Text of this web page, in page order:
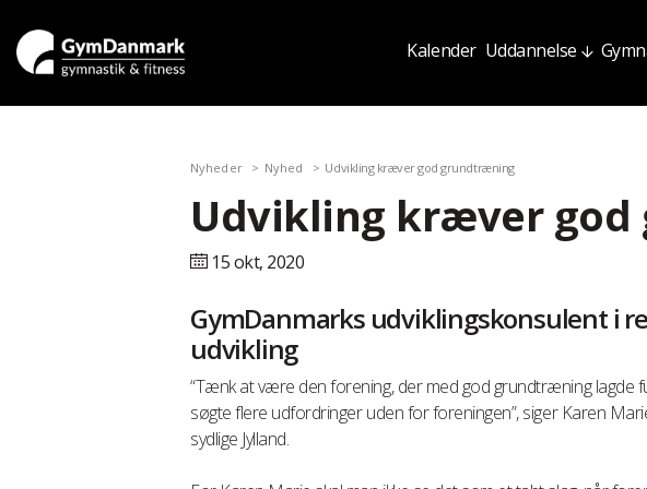
Kalender Uddannelse
Nyheder Nyhed Udvikling kræver god grundtræning
Udvikling kræver
15 okt, 2020
GymDanmarks udviklingskonsulent i
udvikling
“Tænk at være den forening, der med god grundtræning lagde
søgte flere udfordringer uden for foreningen”, siger Karen
sydlige Jylland.